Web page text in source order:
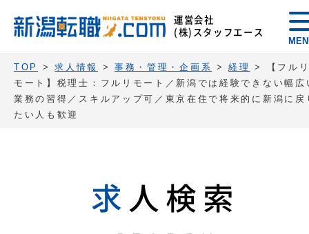
運営会社
(株)スタッフエース
TOP >求人情報 > 事務・管理・企画系 >経理 >
【フル
モート】税理士：フルリモート／新潟では経験できない幅広
業務の習得／スキルアップ可／東京在住で将来的に新潟に戻
たい人も歓迎
求 人検索